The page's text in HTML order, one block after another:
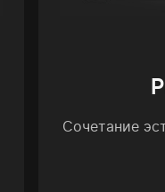
Сочетание